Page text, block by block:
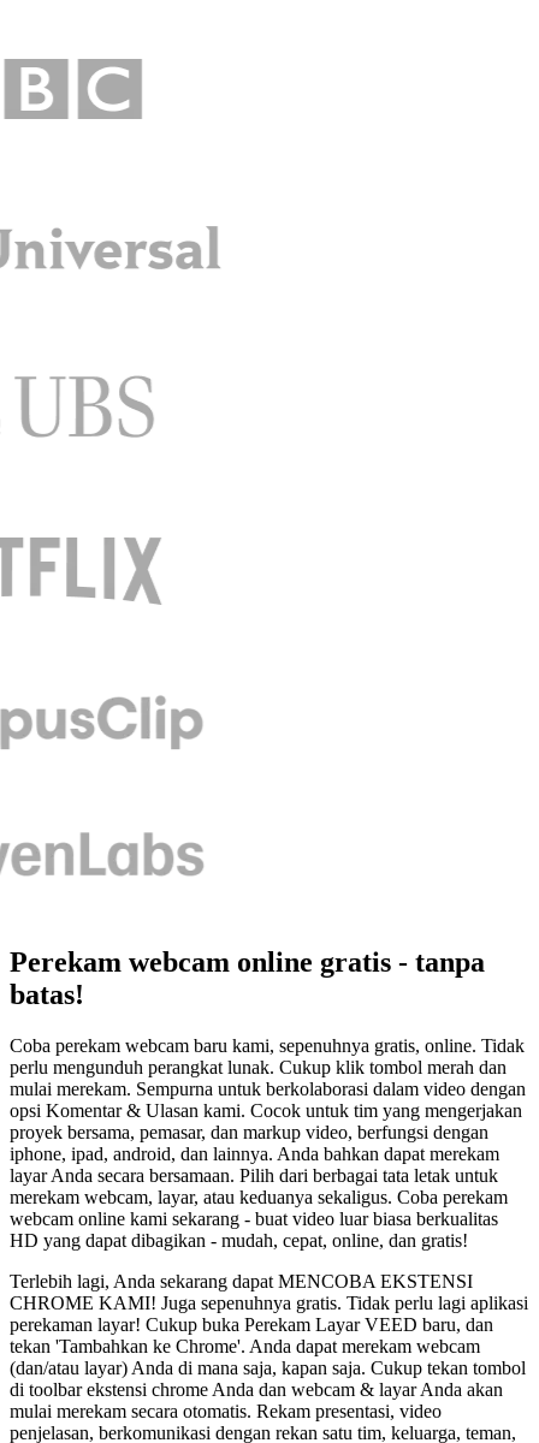
Perekam webcam online gratis - tanpa
batas!
Coba perekam webcam baru kami, sepenuhnya gratis, online. Tidak
perlu mengunduh perangkat lunak. Cukup klik tombol merah dan
mulai merekam. Sempurna untuk berkolaborasi dalam video dengan
opsi Komentar & Ulasan kami. Cocok untuk tim yang mengerjakan
proyek bersama, pemasar, dan markup video, berfungsi dengan
iphone, ipad, android, dan lainnya. Anda bahkan dapat merekam
layar Anda secara bersamaan. Pilih dari berbagai tata letak untuk
merekam webcam, layar, atau keduanya sekaligus. Coba perekam
webcam online kami sekarang - buat video luar biasa berkualitas
HD yang dapat dibagikan - mudah, cepat, online, dan gratis!
Terlebih lagi, Anda sekarang dapat MENCOBA EKSTENSI
CHROME KAMI! Juga sepenuhnya gratis. Tidak perlu lagi aplikasi
perekaman layar! Cukup buka Perekam Layar VEED baru, dan
tekan 'Tambahkan ke Chrome'. Anda dapat merekam webcam
(dan/atau layar) Anda di mana saja, kapan saja. Cukup tekan tombol
di toolbar ekstensi chrome Anda dan webcam & layar Anda akan
mulai merekam secara otomatis. Rekam presentasi, video
penjelasan, berkomunikasi dengan rekan satu tim, keluarga, teman,